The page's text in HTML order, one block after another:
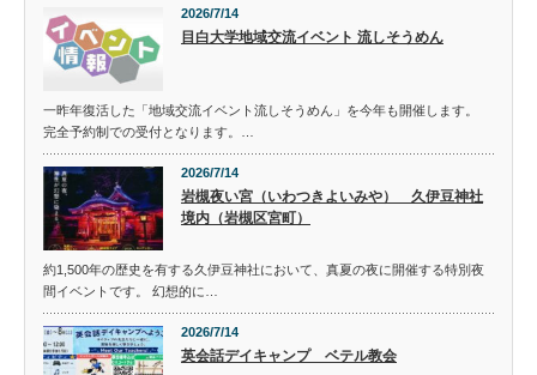
2026/7/14
目白大学地域交流イベント 流しそうめん
一昨年復活した「地域交流イベント流しそうめん」を今年も開催します。
完全予約制での受付となります。…
2026/7/14
岩槻夜い宮（いわつきよいみや） 久伊豆神社
境内（岩槻区宮町）
約1,500年の歴史を有する久伊豆神社において、真夏の夜に開催する特別夜
間イベントです。 幻想的に…
2026/7/14
英会話デイキャンプ ベテル教会